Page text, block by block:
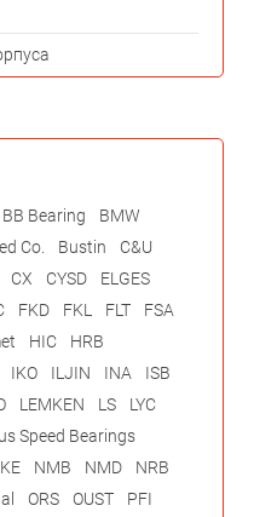
BB Bearing
BMW
Co. Bustin
C&U
CX CYSD
ELGES
FKD FKL FLT
FSA
HIC
HRB
IKO ILJIN INA
ISB
LEMKEN LS
LYC
Speed Bearings
NMB NMD
NRB
ORS OUST
PFI